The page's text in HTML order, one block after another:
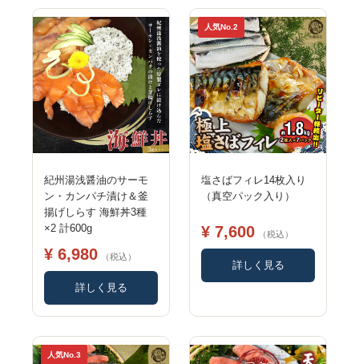
紀州湯浅醤油のサーモ
ン・カンパチ漬け＆釜
揚げしらす 海鮮丼3種
×2 計600g
¥ 6,980 （税込）
詳しく見る
人気No.2
塩さばフィレ14枚入り
（真空パック入り）
¥ 7,600 （税込）
詳しく見る
人気No.3